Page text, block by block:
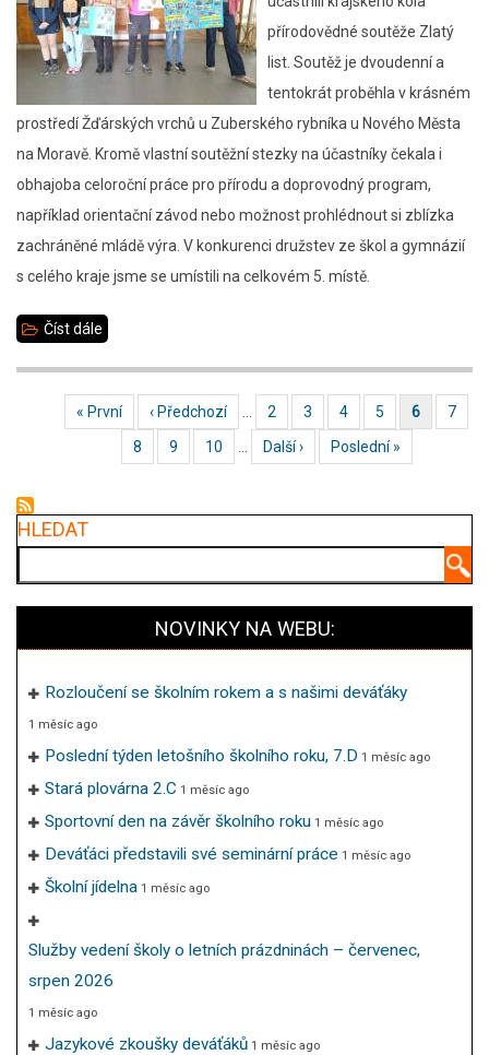
přírodovědné soutěže Zlatý
list. Soutěž je dvoudenní a
tentokrát proběhla v krásném
prostředí Žďárských vrchů u Zuberského rybníka u Nového Města
na Moravě. Kromě vlastní soutěžní stezky na účastníky čekala i
obhajoba celoroční práce pro přírodu a doprovodný program,
například orientační závod nebo možnost prohlédnout si zblízka
zachráněné mládě výra. V konkurenci družstev ze škol a gymnázií
s celého kraje jsme se umístili na celkovém 5. místě.
Číst dále
Pagination
First page
« První Předchozí stránka
‹ Předchozí Stránka
2 Stránka
3 Stránka
4 Stránka
5 Aktuální stránka
6
7
Stránka
8 Stránka
9 Stránka
10 Následující stránka
Další › Poslední stránka
Poslední »
HLEDAT
NOVINKY NA WEBU:
Rozloučení se školním rokem a s našimi deváťáky
1 měsíc ago
Poslední týden letošního školního roku, 7.D 1 měsíc ago
Stará plovárna 2.C 1 měsíc ago
Sportovní den na závěr školního roku 1 měsíc ago
Deváťáci představili své seminární práce 1 měsíc ago
Školní jídelna 1 měsíc ago
Služby vedení školy o letních prázdninách – červenec,
srpen 2026
1 měsíc ago
Jazykové zkoušky deváťáků 1 měsíc ago